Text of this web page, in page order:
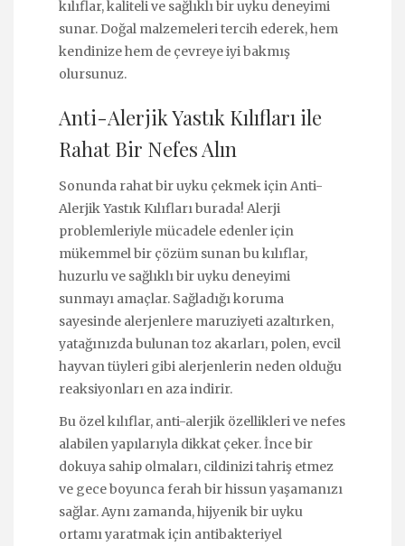
kılıflar, kaliteli ve sağlıklı bir uyku deneyimi
sunar. Doğal malzemeleri tercih ederek, hem
kendinize hem de çevreye iyi bakmış
olursunuz.
Anti-Alerjik Yastık Kılıfları ile
Rahat Bir Nefes Alın
Sonunda rahat bir uyku çekmek için Anti-
Alerjik Yastık Kılıfları burada! Alerji
problemleriyle mücadele edenler için
mükemmel bir çözüm sunan bu kılıflar,
huzurlu ve sağlıklı bir uyku deneyimi
sunmayı amaçlar. Sağladığı koruma
sayesinde alerjenlere maruziyeti azaltırken,
yatağınızda bulunan toz akarları, polen, evcil
hayvan tüyleri gibi alerjenlerin neden olduğu
reaksiyonları en aza indirir.
Bu özel kılıflar, anti-alerjik özellikleri ve nefes
alabilen yapılarıyla dikkat çeker. İnce bir
dokuya sahip olmaları, cildinizi tahriş etmez
ve gece boyunca ferah bir hissun yaşamanızı
sağlar. Aynı zamanda, hijyenik bir uyku
ortamı yaratmak için antibakteriyel